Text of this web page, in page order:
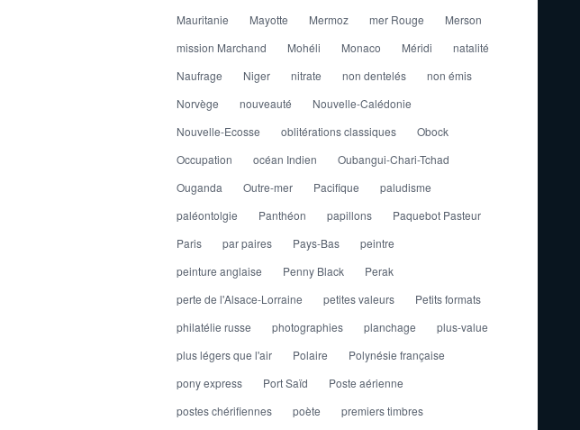
Mauritanie
Mayotte Mermoz mer Rouge
Merson
mission Marchand
Mohéli Monaco Méridi
natalité
Naufrage
Niger nitrate non dentelés
non émis
Norvège
nouveauté
Nouvelle-Calédonie
Nouvelle-Ecosse
oblitérations classiques
Obock
Occupation
océan Indien
Oubangui-Chari-Tchad
Ouganda
Outre-mer Pacifique
paludisme
paléontolgie
Panthéon papillons
Paquebot Pasteur
Paris
par paires Pays-Bas
peintre
peinture anglaise
Penny Black
Perak
perte de l'Alsace-Lorraine
petites valeurs
Petits formats
philatélie russe
photographies planchage
plus-value
plus légers que l'air
Polaire
Polynésie française
pony express
Port Saïd
Poste aérienne
postes chérifiennes
poète premiers timbres